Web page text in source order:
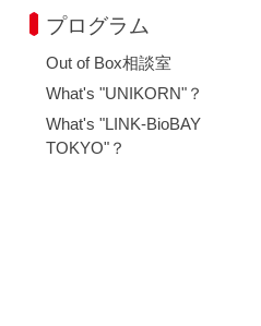
プログラム
Out of Box相談室
What's "UNIKORN"？
What's "LINK-BioBAY
TOKYO"？